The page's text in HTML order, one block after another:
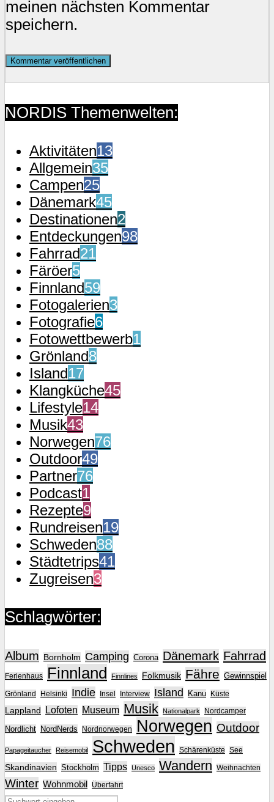
meinen nächsten Kommentar
speichern.
NORDIS Themenwelten:
Aktivitäten13
Allgemein35
Campen25
Dänemark45
Destinationen2
Entdeckungen98
Fahrrad21
Färöer5
Finnland59
Fotogalerien3
Fotografie6
Fotowettbewerb1
Grönland8
Island17
Klangküche45
Lifestyle14
Musik43
Norwegen76
Outdoor49
Partner76
Podcast1
Rezepte9
Rundreisen19
Schweden88
Städtetrips41
Zugreisen3
Schlagwörter:
Album Bornholm Camping Corona Dänemark Fahrrad
Ferienhaus Finnland Finnlines Folkmusik Fähre Gewinnspiel
Grönland Helsinki Indie Insel Interview Island Kanu Küste
Lappland Lofoten Museum Musik Nationalpark Nordcamper
Nordlicht NordNerds Nordnorwegen Norwegen Outdoor
Papageitaucher Reisemobil Schweden Schärenküste See
Skandinavien Stockholm Tipps Unesco Wandern Weihnachten
Winter Wohnmobil Überfahrt